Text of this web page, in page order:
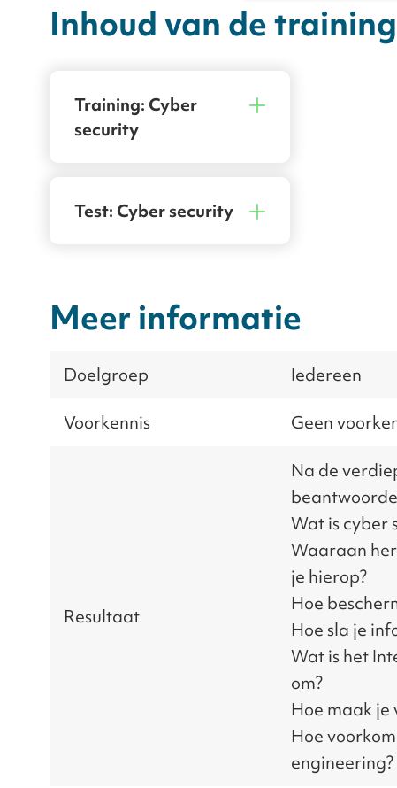
Inhoud van de training
Training: Cyber
security
Test: Cyber security
Meer informatie
Doelgroep Iedereen
Voorkennis Geen
Resultaat
Na de
Wat iscyber
Waaraan
je hierop?
Hoe
Hoe sla je
Wat is het
om?
Hoe maak je
Hoe
engineering?